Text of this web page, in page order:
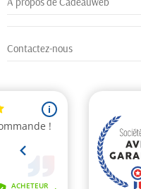
Contactez-nous